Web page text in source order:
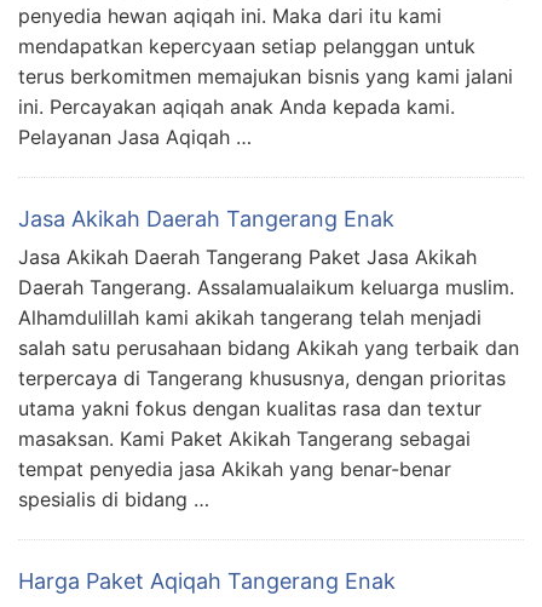
penyedia hewan aqiqah ini. Maka dari itu kami
mendapatkan kepercyaan setiap pelanggan untuk
terus berkomitmen memajukan bisnis yang kami jalani
ini. Percayakan aqiqah anak Anda kepada kami.
Pelayanan Jasa Aqiqah …
Jasa Akikah Daerah Tangerang Enak
Jasa Akikah Daerah Tangerang Paket Jasa Akikah
Daerah Tangerang. Assalamualaikum keluarga muslim.
Alhamdulillah kami akikah tangerang telah menjadi
salah satu perusahaan bidang Akikah yang terbaik dan
terpercaya di Tangerang khususnya, dengan prioritas
utama yakni fokus dengan kualitas rasa dan textur
masaksan. Kami Paket Akikah Tangerang sebagai
tempat penyedia jasa Akikah yang benar-benar
spesialis di bidang …
Harga Paket Aqiqah Tangerang Enak